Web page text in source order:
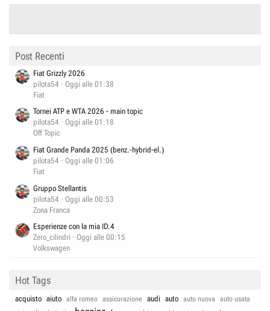
Post Recenti
Fiat Grizzly 2026
pilota54
Oggi alle 01:38
Fiat
Tornei ATP e WTA 2026 - main topic
pilota54
Oggi alle 01:18
Off Topic
Fiat Grande Panda 2025 (benz.-hybrid-el.)
pilota54
Oggi alle 01:06
Fiat
Gruppo Stellantis
pilota54
Oggi alle 00:53
Zona Franca
Esperienze con la mia ID.4
Zero_cilindri
Oggi alle 00:15
Volkswagen
Hot Tags
acquisto aiuto alfa romeo assicurazione audi auto auto nuova
auto usata